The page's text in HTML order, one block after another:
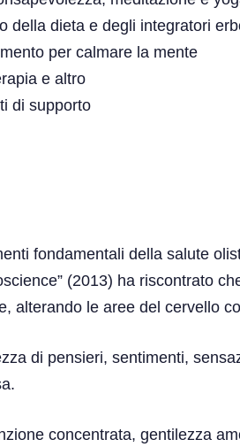
della dieta e degli integratori
per calmare la mente
e altro
di supporto
fondamentali della salute
(2013) ha riscontrato
alterando le aree del cervello
di pensieri, sentimenti,
concentrata, gentilezza